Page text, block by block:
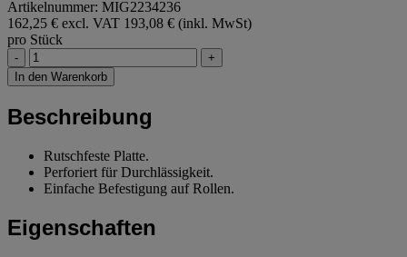
Artikelnummer: MIG2234236
162,25 € excl. VAT 193,08 € (inkl. MwSt)
pro Stück
-
+
In den Warenkorb
Beschreibung
Rutschfeste Platte.
Perforiert für Durchlässigkeit.
Einfache Befestigung auf Rollen.
Eigenschaften